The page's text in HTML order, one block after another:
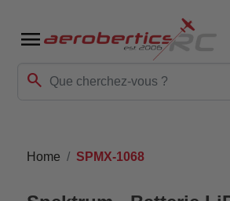
menu
search
Home SPMX-1068